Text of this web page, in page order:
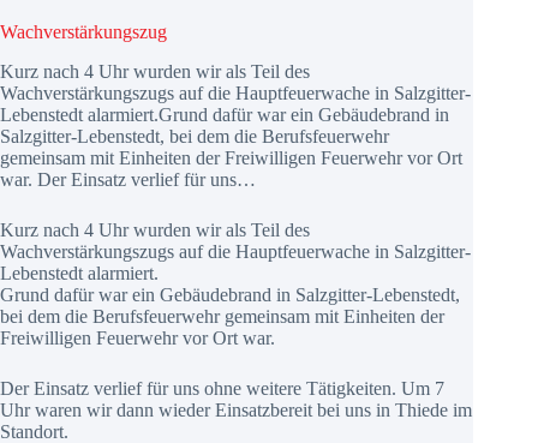
Wachverstärkungszug
Kurz nach 4 Uhr wurden wir als Teil des
Wachverstärkungszugs auf die Hauptfeuerwache in Salzgitter-
Lebenstedt alarmiert.Grund dafür war ein Gebäudebrand in
Salzgitter-Lebenstedt, bei dem die Berufsfeuerwehr
gemeinsam mit Einheiten der Freiwilligen Feuerwehr vor Ort
war. Der Einsatz verlief für uns…
Kurz nach 4 Uhr wurden wir als Teil des
Wachverstärkungszugs auf die Hauptfeuerwache in Salzgitter-
Lebenstedt alarmiert.
Grund dafür war ein Gebäudebrand in Salzgitter-Lebenstedt,
bei dem die Berufsfeuerwehr gemeinsam mit Einheiten der
Freiwilligen Feuerwehr vor Ort war.
Der Einsatz verlief für uns ohne weitere Tätigkeiten. Um 7
Uhr waren wir dann wieder Einsatzbereit bei uns in Thiede im
Standort.